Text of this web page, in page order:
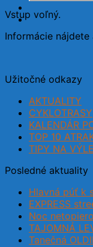
Vstup voľný.
Informácie nájdete
Užitočné odkazy
AKTUALITY
CYKLOTRASY
KALENDÁR
TOP 10
TIPY NA
Posledné aktuality
Hlavná púť k
EXPRESS
Noc
TAJOMNÁ
Tanečná